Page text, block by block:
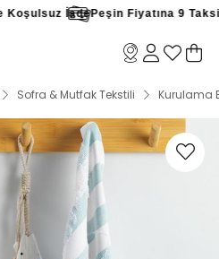
İadePeşin Fiyatına 9 Taksit
Sofra & Mutfak Tekstili Kurulama